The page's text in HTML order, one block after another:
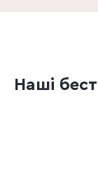
Наші